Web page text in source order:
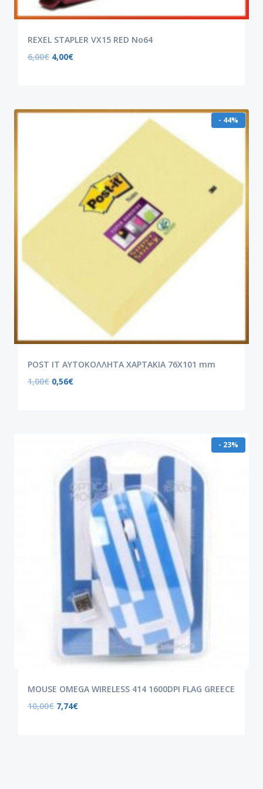
REXEL STAPLER VX15 RED No64
6,00€ 4,00€
- 44%
POST IT ΑΥΤΟΚΟΛΛΗΤΑ ΧΑΡΤΑΚΙΑ 76X101 mm
1,00€ 0,56€
- 23%
MOUSE OMEGA WIRELESS 414 1600DPI FLAG GREECE
10,00€ 7,74€